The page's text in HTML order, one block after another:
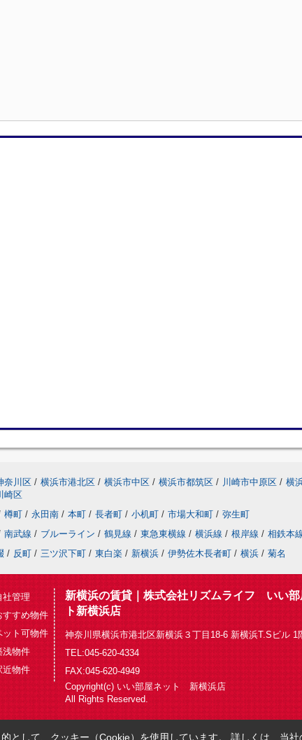
奈川区 / 横浜市港北区 / 横浜市中区 / 横浜市都筑区 / 川崎市中原区 / 横
崎区
樽町 / 永田南 / 本町 / 長者町 / 小机町 / 市場大和町 / 弥生町
南武線 / ブルーライン / 鶴見線 / 東急東横線 / 横浜線 / 根岸線 / 相鉄本
/ 反町 / 三ツ沢下町 / 東白楽 / 新横浜 / 伊勢佐木長者町 / 横浜 / 菊名
社管理
すすめ物件
ット可物件
浅物件
近物件
新横浜の賃貸｜株式会社リズムライフ いい部
ト新横浜店
神奈川県横浜市港北区新横浜３丁目18-6 新横浜T.Sビル 1
TEL:045-620-4334
FAX:045-620-4949
Copyright(c) いい部屋ネット 新横浜店
All Rights Reserved.
として、クッキー（Cookie）を使用しています。 詳しくは、当社